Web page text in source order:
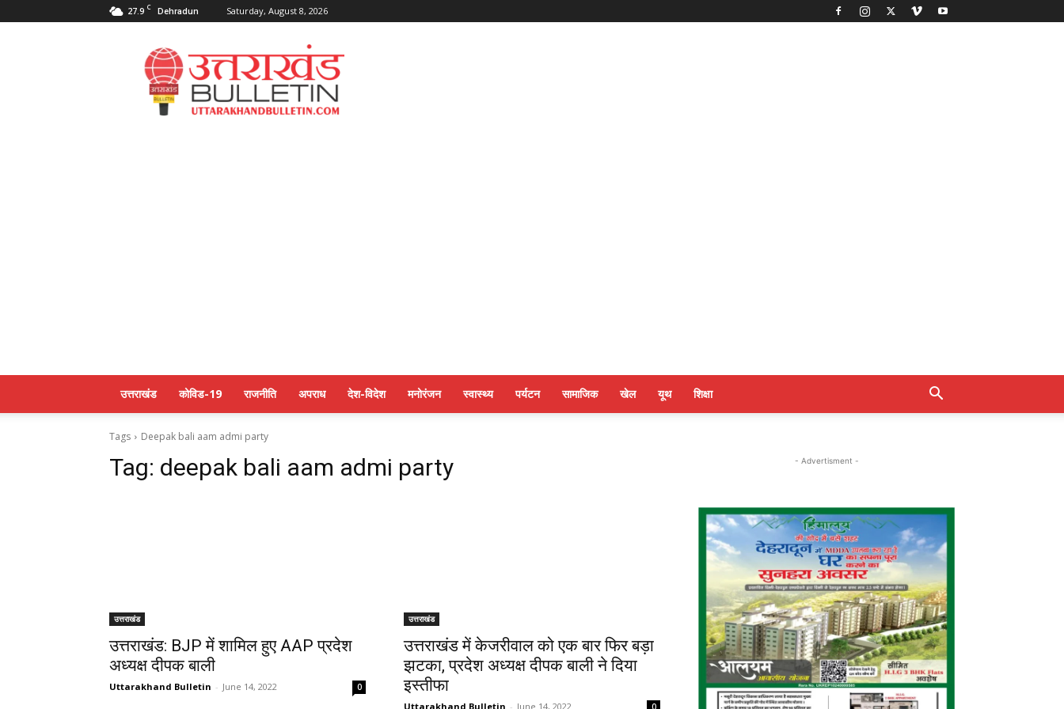
27.9 C Dehradun Saturday, August 8, 2026
Uttarakahnd
Bulletin
उत्तराखंड कोविड-19 राजनीति अपराध देश-विदेश मनोरंजन स्वास्थ्य पर्यटन सामाजिक खेल यूथ शिक्षा
Tags Deepak bali aam admi party
Tag: deepak bali aam admi party
उत्तराखंड
उत्तराखंड: BJP में शामिल हुए AAP प्रदेश
अध्यक्ष दीपक बाली
Uttarakhand Bulletin - June 14, 2022 0
उत्तराखंड
उत्तराखंड में केजरीवाल को एक बार फिर बड़ा
झटका, प्रदेश अध्यक्ष दीपक बाली ने दिया
इस्तीफा
Uttarakhand Bulletin - June 14, 2022 0
- Advertisment -